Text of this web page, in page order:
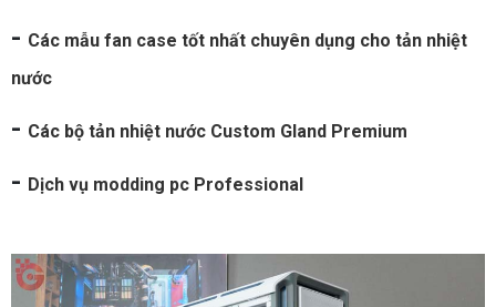
- Các mẫu fan case tốt nhất chuyên dụng cho tản nhiệt
nước
- Các bộ tản nhiệt nước Custom Gland Premium
- Dịch vụ modding pc Professional